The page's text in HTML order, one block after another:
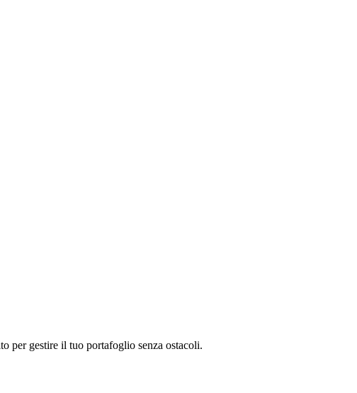
per gestire il tuo portafoglio senza ostacoli.